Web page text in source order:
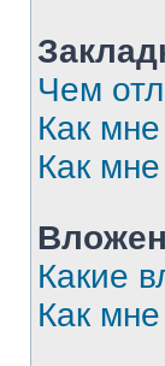
Чем
Как
Как мне
Какие
Как